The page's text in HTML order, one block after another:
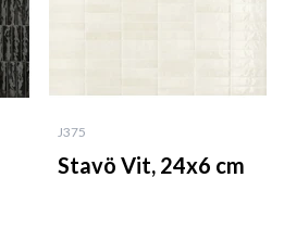
J375
Stavö Vit, 24x6 cm